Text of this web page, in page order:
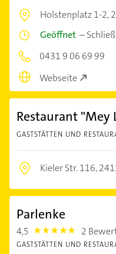
Holstenplatz 1-2,
Geöffnet –
0431 9 06 69 99
Webseite
Restaurant "Mey
GASTSTÄTTEN UND
Kieler Str. 116,
Parlenke
4,5 4.5 2
GASTSTÄTTEN UND